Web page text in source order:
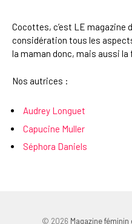
Cocottes, c’est LE magazine
considération tous les
la maman donc, mais aussi la
Nos autrices :
Audrey Longuet
Capucine Muller
Séphora Daniels
© 2026 Magazine